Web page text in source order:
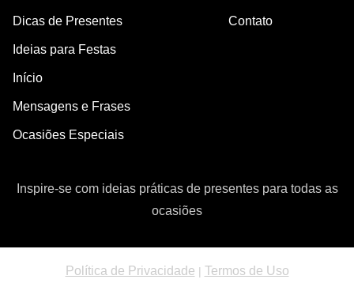
Dicas de Presentes
Ideias para Festas
Início
Mensagens e Frases
Ocasiões Especiais
Contato
Inspire-se com ideias práticas de presentes para todas as
ocasiões
Política de Privacidade | Termos de Uso